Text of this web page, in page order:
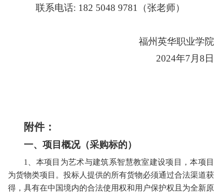
联系电话: 182 5048 9781（张老师）
福州英华职业学院
2024年7 月 8 日
附件：
一、项目概况（采购标的）
1、本项目为艺术与建筑系智慧教室建设项目，本项目
为货物类项目。投标人提供的所有货物必须通过合法渠道获
得，具有在中国境内的合法使用权和用户保护权且为全新原